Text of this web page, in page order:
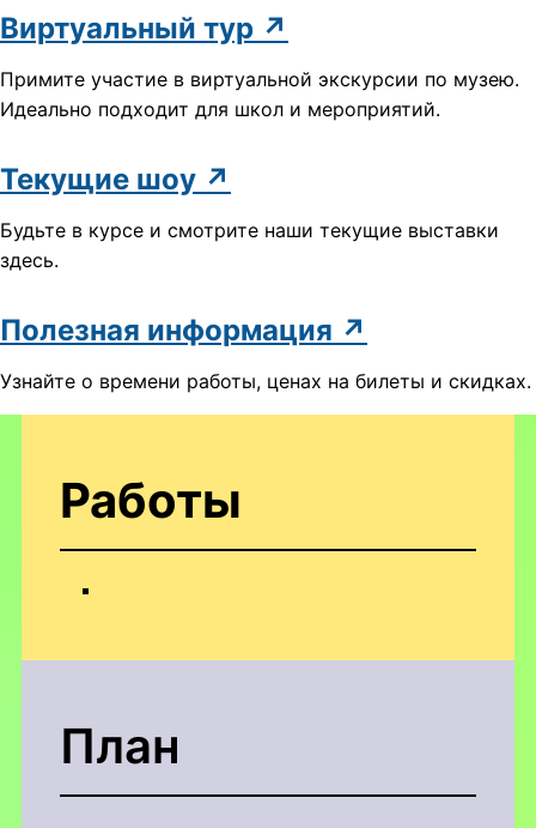
Виртуальный тур ↗
Примите участие в виртуальной экскурсии по музею.
Идеально подходит для школ и мероприятий.
Текущие шоу ↗
Будьте в курсе и смотрите наши текущие выставки
здесь.
Полезная информация ↗
Узнайте о времени работы, ценах на билеты и скидках.
Работы
План